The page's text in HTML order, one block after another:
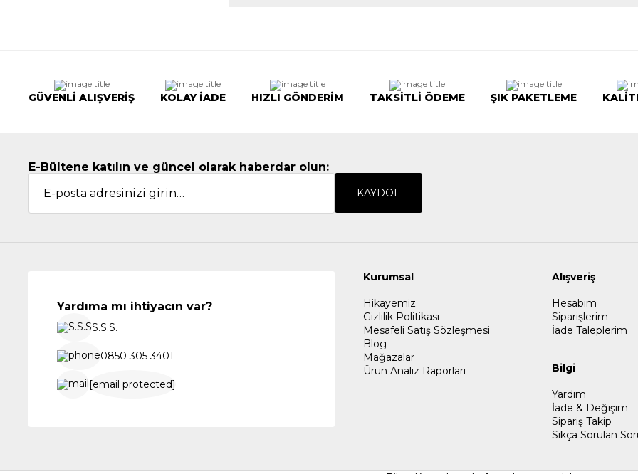
GÜVENLİ ALIŞVERİŞ KOLAY İADE HIZLI GÖNDERİM TAKSİTLİ ÖDEME ŞIK PAKETLEME
E-Bültene katılın ve güncel olarak haberdar olun:
KAYDOL
Yardıma mı ihtiyacın var?
S.S.S.
0850 305 3401
[email protected]
Kurumsal
Hikayemiz
Gizlilik Politikası
Mesafeli Satış Sözleşmesi
Blog
Mağazalar
Ürün Analiz Raporları
Alışveriş
Hesabım
Siparişlerim
İade Taleplerim
Bilgi
Yardım
İade & Değişim
Sipariş Takip
Sıkça Sorulan